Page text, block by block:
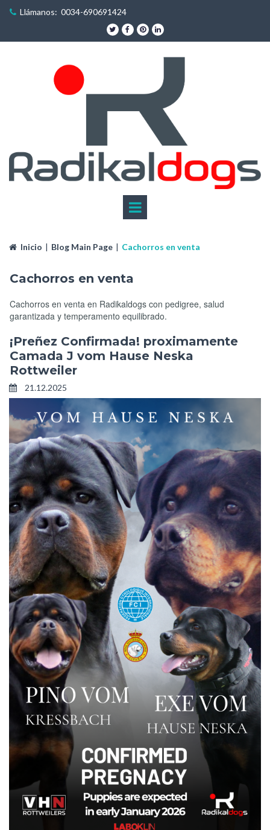
 Llámanos: 0034-690691424
   
Inicio | Blog Main Page | Cachorros en venta
Cachorros en venta
Cachorros en venta en Radikaldogs con pedigree, salud
garantizada y temperamento equilibrado.
¡Preñez Confirmada! proximamente
Camada J vom Hause Neska
Rottweiler
21.12.2025